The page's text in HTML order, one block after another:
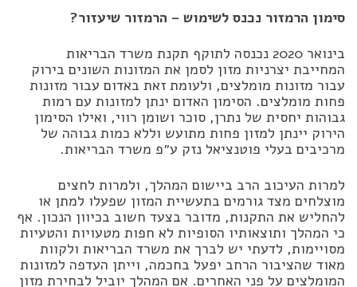
סימון הרמזור נכנס לשימוש – הרמזור שיעזור?
בינואר 2020 נכנסה לתוקף תקנת משרד הבריאות
המחייבת יצרניות מזון לסמן את המזונות השונים בירוק
עבור מזונות מומלצים, ולעומת זאת באדום עבור מזונות
פחות מומלצים. הסימון האדום ינתן למזונות עם רמות
גבוהות יחסית של נתרן, סוכר ושומן רווי, ואילו הסימון
הירוק יינתן למזון פחות מתועש וללא כמות גבוהה של
מרכיבים בעלי פוטנציאל נזק ע״פ משרד הבריאות.
למרות העיכוב הרב ביישום המהלך, ולמרות לחצים
מוצלחים מצד גורמים בתעשיית המזון שפעלו למתן או
להחליש את התקנות, מדובר בצעד חשוב בכיוון הנכון. אף
כי המהלך ותוצאותיו הסופיות לא חפות מטעויות והטעיות
מסויימות, לדעתי יש לברך את משרד הבריאות ולקוות
מאוד שהציבור הרחב יפעל בחכמה, וייתן העדפה למזונות
המומלצים על פני האחרים. אם המהלך יוביל לבחירת מזון